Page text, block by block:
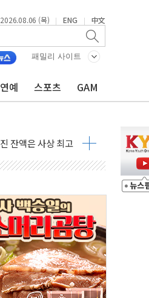
2026.08.06 (목) | ENG | 中文
패밀리 사이트
예 스포츠 GAM
디스크↓
세 뚜렷
대화 전략
변수"
만 도발
습득해 전투 활용